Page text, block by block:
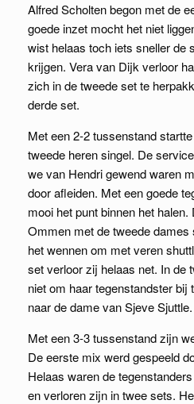
Alfred Scholten begon met de
goede inzet mocht het niet
wist helaas toch iets sneller de
krijgen. Vera van Dijk verloor
zich in de tweede set te
derde set.
Met een 2-2 tussenstand
tweede heren singel. De
we van Hendri gewend waren
door afleiden. Met een goede
mooi het punt binnen het
Ommen met de tweede
het wennen om met veren
set verloor zij helaas net. In de
niet om haar tegenstandster bij
naar de dame van Sjeve Sjuttle.
Met een 3-3 tussenstand zijn
De eerste mix werd gespeeld
Helaas waren de
en verloren zijn in twee sets.